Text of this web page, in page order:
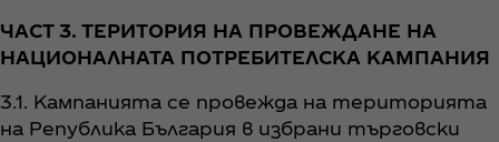
ЧАСТ 3. ТЕРИТОРИЯ НА ПРОВЕЖДАНЕ НА
НАЦИОНАЛНАТА ПОТРЕБИТЕЛСКА КАМПАНИЯ
3.1. Кампанията се провежда на територията
на Република България в избрани търговски